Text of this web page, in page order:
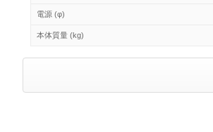
電源 (φ)
本体質量 (kg)